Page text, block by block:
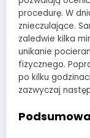
procedurę. W
znieczulające.
zaledwie kilka
unikanie
fizycznego.
po kilku
zazwyczaj